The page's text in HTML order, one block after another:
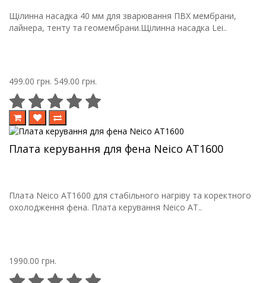
Щілинна насадка 40 мм для зварювання ПВХ мембрани,
лайнера, тенту та геомембрани.Щілинна насадка Lei..
499.00 грн. 549.00 грн.
Плата керування для фена Neico AT1600
Плата Neico AT1600 для стабільного нагріву та коректного
охолодження фена. Плата керування Neico AT..
1990.00 грн.